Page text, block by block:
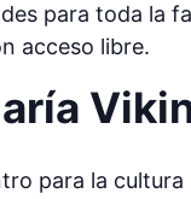
para toda la
acceso libre.
para la